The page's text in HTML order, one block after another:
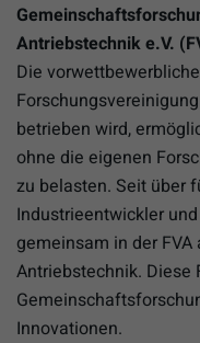
Antriebstechnik e.V.
Die
betrieben wird,
ohne die eigenen
zu belasten. Seit über
Industrieentwickler
gemeinsam in der
Antriebstechnik. Diese
Innovationen.